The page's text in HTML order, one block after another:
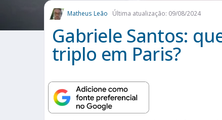
Matheus Leão Última atualização: 09/08/2024
Gabriele Santos:
triplo em Paris?